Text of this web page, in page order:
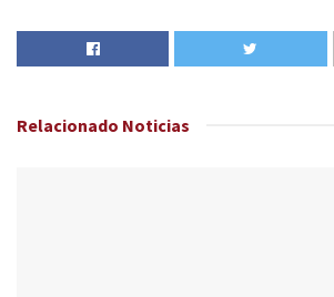
Relacionado Noticias